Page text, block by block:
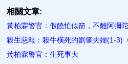
相關文章:
黃柏霖警官：假饒忙似箭，不離阿彌陀
殺生惡報：殺牛橫死的劉肇夫婦(1-3)
黃柏霖警官：生死事大